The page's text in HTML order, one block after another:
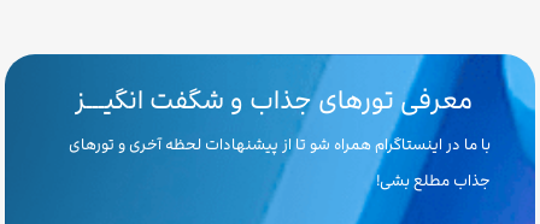
معرفی تورهای جذاب و شگفت انگیـــز
با ما در اینستاگرام همراه شو تا از پیشنهادات لحظه آخری و تورهای
جذاب مطلع بشی!